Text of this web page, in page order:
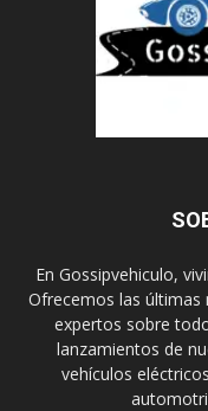
En Gossipvehiculo,
Ofrecemos las últimas
expertos sobre
lanzamientos de
vehículos